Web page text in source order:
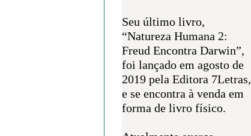
Seu último livro,
“Natureza Humana 2:
Freud Encontra Darwin”,
foi lançado em agosto de
2019 pela Editora 7Letras,
e se encontra à venda em
forma de livro físico.